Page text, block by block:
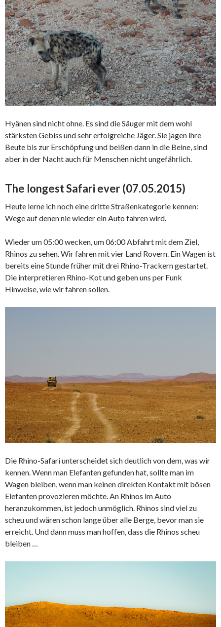
Hyänen sind nicht ohne. Es sind die Säuger mit dem wohl
stärksten Gebiss und sehr erfolgreiche Jäger. Sie jagen ihre
Beute bis zur Erschöpfung und beißen dann in die Beine, sind
aber in der Nacht auch für Menschen nicht ungefährlich.
The longest Safari ever (07.05.2015)
Heute lerne ich noch eine dritte Straßenkategorie kennen:
Wege auf denen nie wieder ein Auto fahren wird.
Wieder um 05:00 wecken, um 06:00 Abfahrt mit dem Ziel,
Rhinos zu sehen. Wir fahren mit vier Land Rovern. Ein Wagen ist
bereits eine Stunde früher mit drei Rhino-Trackern gestartet.
Die interpretieren Rhino-Kot und geben uns per Funk
Hinweise, wie wir fahren sollen.
Die Rhino-Safari unterscheidet sich deutlich von dem, was wir
kennen. Wenn man Elefanten gefunden hat, sollte man im
Wagen bleiben, wenn man keinen direkten Kontakt mit bösen
Elefanten provozieren möchte. An Rhinos im Auto
heranzukommen, ist jedoch unmöglich. Rhinos sind viel zu
scheu und wären schon lange über alle Berge, bevor man sie
erreicht. Und dann muss man hoffen, dass die Rhinos scheu
bleiben …